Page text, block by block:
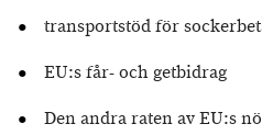
transportstöd för
EU:s får- och getbidrag
Den andra raten av EU:s